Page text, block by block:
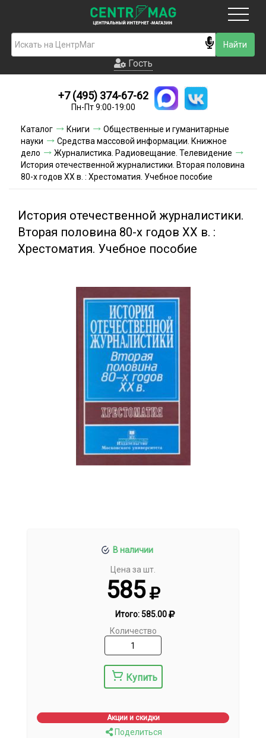
Гость
Новинки
Условия доставки
Условия оплаты
Контакты
Гость
+7 (495) 374-67-62
Пн-Пт 9:00-19:00
Каталог Книги
Общественные и гуманитарные
науки
Средства массовой информации. Книжное
дело
Журналистика. Радиовещание. Телевидение
История отечественной журналистики. Вторая половина
80-х годов XX в. : Хрестоматия. Учебное пособие
История отечественной журналистики.
Вторая половина 80-х годов XX в. :
Хрестоматия. Учебное пособие
В наличии
Цена за шт.
585
Итого:585.00
Количество
Купить
Акции и скидки
Поделиться